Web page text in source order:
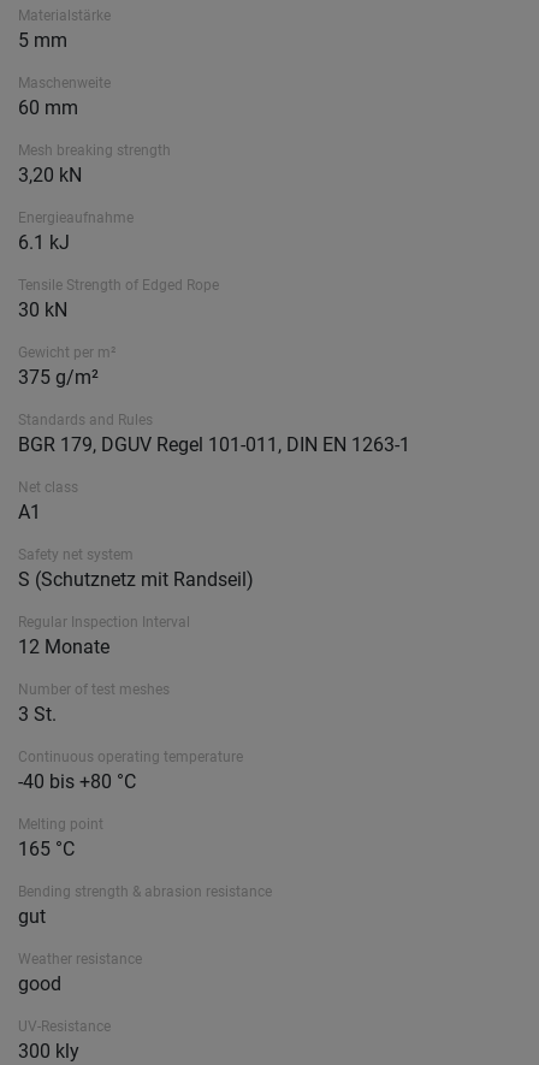
Materialstärke
5 mm
Maschenweite
60 mm
Mesh breaking strength
3,20 kN
Energieaufnahme
6.1 kJ
Tensile Strength of Edged Rope
30 kN
Gewicht per m²
375 g/m²
Standards and Rules
BGR 179, DGUV Regel 101-011, DIN EN 1263-1
Net class
A1
Safety net system
S (Schutznetz mit Randseil)
Regular Inspection Interval
12 Monate
Number of test meshes
3 St.
Continuous operating temperature
-40 bis +80 °C
Melting point
165 °C
Bending strength & abrasion resistance
gut
Weather resistance
good
UV-Resistance
300 kly